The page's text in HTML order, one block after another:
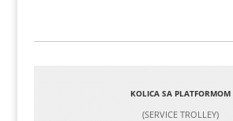
KOLICA SA PLATFORMOM
(SERVICE TROLLEY)